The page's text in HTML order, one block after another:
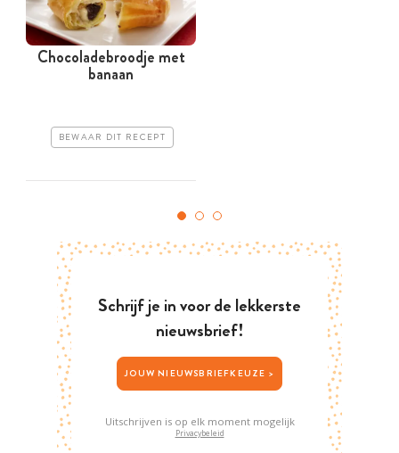
Chocoladebroodje met
banaan
BEWAAR DIT RECEPT
Schrijf je in voor de lekkerste
nieuwsbrief!
JOUW NIEUWSBRIEFKEUZE >
Uitschrijven is op elk moment mogelijk
Privacybeleid